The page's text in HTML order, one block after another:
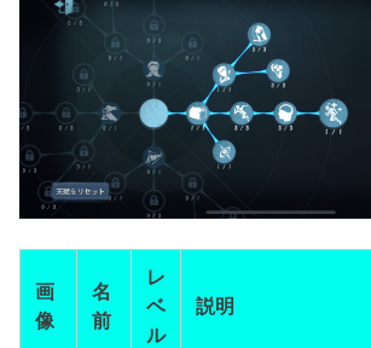
画
像
名
前
レ
ベ
ル
説明